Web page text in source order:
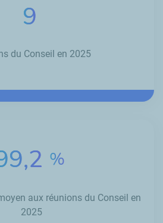
9
du Conseil en 2025
%
aux réunions du Conseil en
2025